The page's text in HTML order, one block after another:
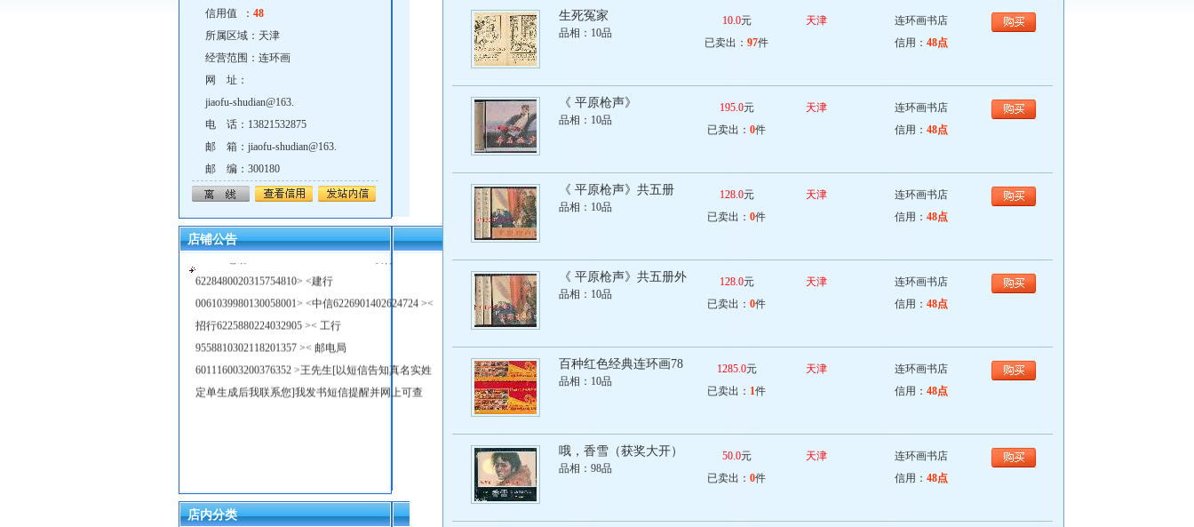
信用值 ： 48
所属区域：天津
经营范围：连环画
网 址：
jiaofu-shudian@163.
电 话：13821532875
邮 箱：jiaofu-shudian@163.
邮 编：300180
店铺公告
连环画交流欢迎光临！我的邮箱jiaofu-
shudian@163.com qq619387417网址
http://see.cartoonwin.com/supermarket/shops/index.php?
id=211电话15822888189.13821532875<农行
店内分类
生死冤家
品相： 10品
10.0元
已卖出： 97件
天津
连环画书店
信用： 48点
《 平原枪声》
品相： 10品
195.0元
已卖出： 0件
天津
连环画书店
信用： 48点
《 平原枪声》共五册
品相： 10品
128.0元
已卖出： 0件
天津
连环画书店
信用： 48点
《 平原枪声》共五册外
品相： 10品
128.0元
已卖出： 0件
天津
连环画书店
信用： 48点
百种红色经典连环画78
品相： 10品
1285.0元
已卖出： 1件
天津
连环画书店
信用： 48点
哦，香雪（获奖大开）
品相： 98品
50.0元
已卖出： 0件
天津
连环画书店
信用： 48点